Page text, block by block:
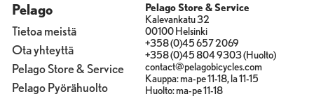
Pelago
Tietoa meistä
Ota yhteyttä
Pelago Store & Service
Pelago Pyörähuolto
Pelago Store & Service
Kalevankatu 32
00100 Helsinki
+358 (0)45 657 2069
+358 (0)45 804 9303 (Huolto)
contact@pelagobicycles.com
Kauppa: ma-pe 11-18, la 11-15
Huolto: ma-pe 11-18